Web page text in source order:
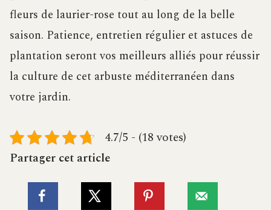
fleurs de laurier-rose tout au long de la belle
saison. Patience, entretien régulier et astuces de
plantation seront vos meilleurs alliés pour réussir
la culture de cet arbuste méditerranéen dans
votre jardin.
4.7/5 - (18 votes)
Partager cet article